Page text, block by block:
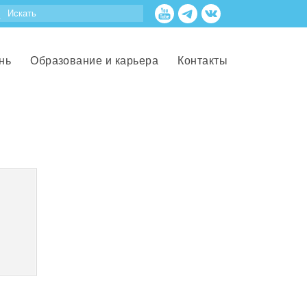
Образование и карьера Контакты